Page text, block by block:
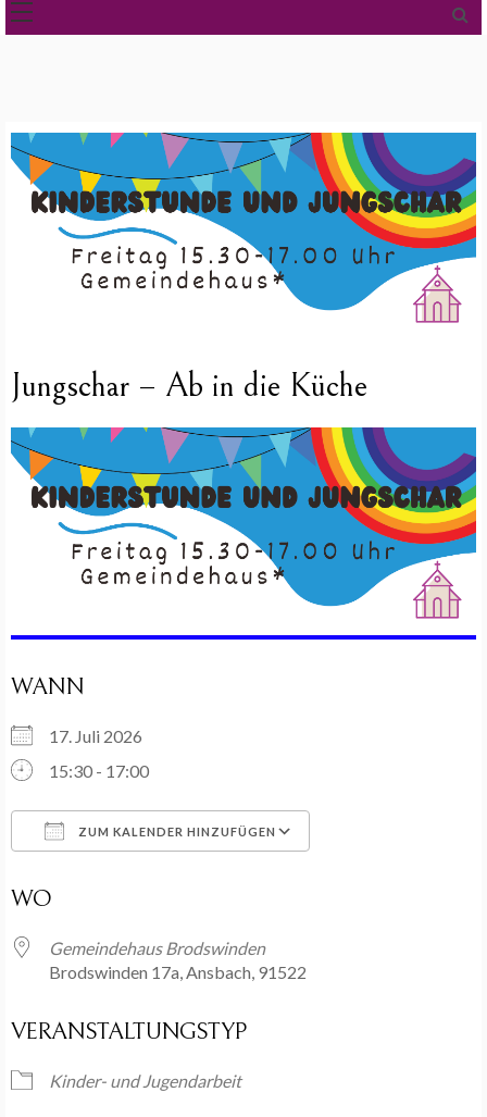
Jungschar – Ab in die Küche
WANN
17. Juli 2026
15:30 - 17:00
ZUM KALENDER HINZUFÜGEN
WO
Gemeindehaus Brodswinden
Brodswinden 17a, Ansbach, 91522
VERANSTALTUNGSTYP
Kinder- und Jugendarbeit